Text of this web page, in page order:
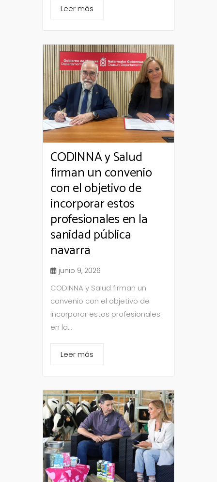
Leer más
CODINNA y Salud
firman un convenio
con el objetivo de
incorporar estos
profesionales en la
sanidad pública
navarra
junio 9, 2026
CODINNA y Salud firman un
convenio con el objetivo de
incorporar estos profesionales
en la...
Leer más